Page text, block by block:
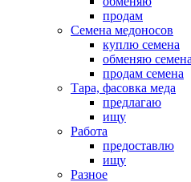
продам
Семена медоносов
куплю семена
обменяю семена
продам семена
Тара, фасовка меда
предлагаю
ищу
Работа
предоставлю
ищу
Разное